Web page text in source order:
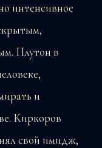
интенсивное
Плутон в
и
Киркоров
свой имидж,